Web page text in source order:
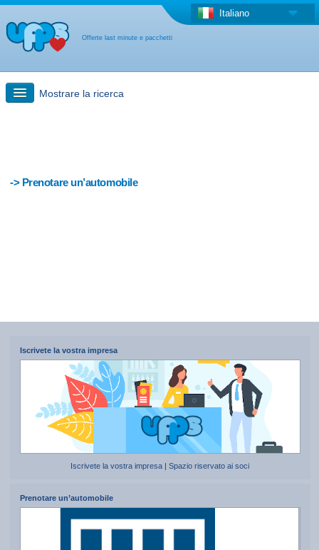
Offerte last minute e pacchetti
Italiano
Mostrare la ricerca
-> Prenotare un’automobile
Iscrivete la vostra impresa
Iscrivete la vostra impresa |Spazio riservato ai soci
Prenotare un’automobile